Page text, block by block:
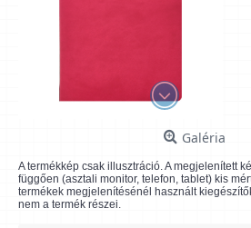
Galéria
A termékkép csak illusztráció. A megjelenített
függően (asztali monitor, telefon, tablet) kis
termékek megjelenítésénél használt
nem a termék részei.